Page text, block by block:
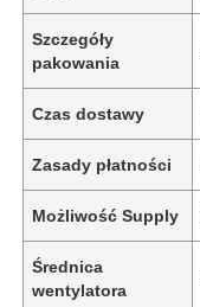
Szczegóły
pakowania
Czas dostawy
Zasady płatności
Możliwość Supply
Średnica
wentylatora